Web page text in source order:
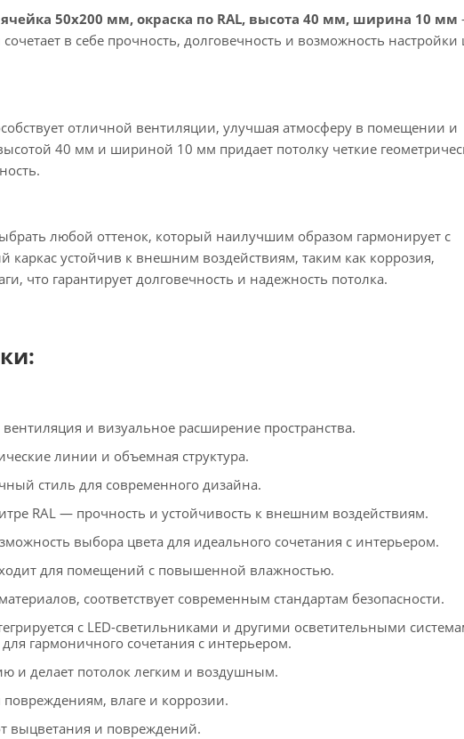
50х200 мм, окраска по RAL, высота 40 мм, ширина 10 мм
в себе прочность, долговечность и возможность настройки
отличной вентиляции, улучшая атмосферу в помещении и
40 мм и шириной 10 мм придает потолку четкие
любой оттенок, который наилучшим образом гармонирует с
устойчив к внешним воздействиям, таким как коррозия,
что гарантирует долговечность и надежность потолка.
и визуальное расширение пространства.
линии и объемная структура.
стиль для современного дизайна.
RAL — прочность и устойчивость к внешним воздействиям.
выбора цвета для идеального сочетания с интерьером.
для помещений с повышенной влажностью.
соответствует современным стандартам безопасности.
с LED-светильниками и другими осветительными
гармоничного сочетания с интерьером.
и делает потолок легким и воздушным.
влаге и коррозии.
выцветания и повреждений.